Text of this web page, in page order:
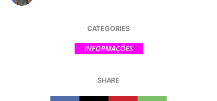
CATEGORIES
INFORMAÇÕES
SHARE